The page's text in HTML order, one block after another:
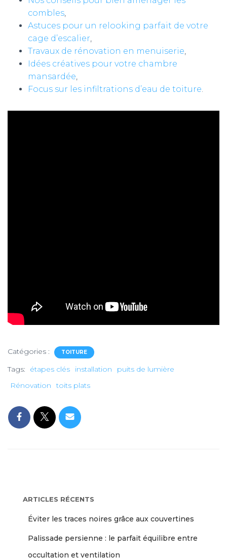
combles,
Astuces pour un relooking parfait de votre
cage d’escalier,
Travaux de rénovation en menuiserie,
Idées créatives pour votre chambre
mansardée,
Focus sur les infiltrations d’eau de toiture.
Catégories : TOITURE
Tags: étapes clés installation
puits de lumière
Rénovation
toits plats
ARTICLES RÉCENTS
Éviter les traces noires grâce aux couvertines
Palissade persienne : le parfait équilibre entre
occultation et ventilation